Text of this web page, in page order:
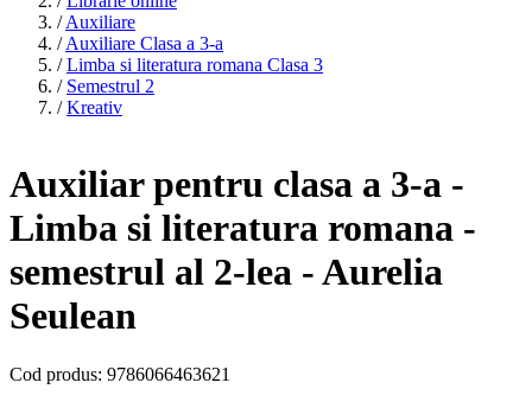
/ Auxiliare
/ Auxiliare Clasa a 3-a
/ Limba si literatura romana Clasa 3
/ Semestrul 2
/ Kreativ
Auxiliar pentru clasa a 3-a -
Limba si literatura romana -
semestrul al 2-lea - Aurelia
Seulean
Cod produs: 9786066463621